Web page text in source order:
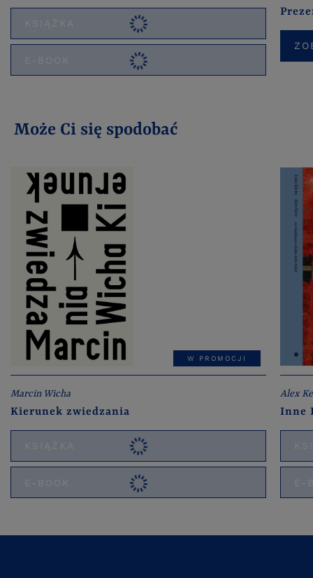
KSIĄŻKA
E-BOOK
Może Ci się spodobać
W PROMOCJI
Marcin Wicha
Kierunek zwiedzania
KSIĄŻKA
E-BOOK
Alex
Inne
E-